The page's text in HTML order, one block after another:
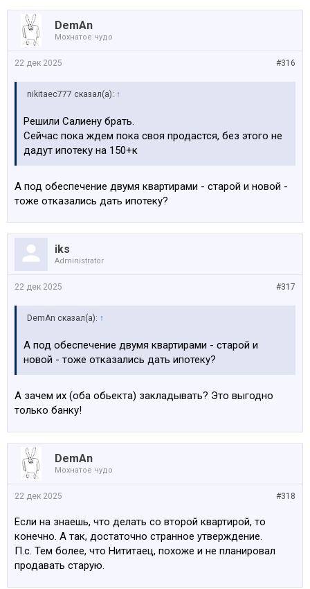
DemAn
Мохнатое чудо
#316
22 дек 2025
nikitaec777 сказал(а): ↑
Решили Салиену брать.
Сейчас пока ждем пока своя продастся, без этого не
дадут ипотеку на 150+к
А под обеспечение двумя квартирами - старой и новой -
тоже отказались дать ипотеку?
iks
Administrator
#317
22 дек 2025
DemAn сказал(а): ↑
А под обеспечение двумя квартирами - старой и
новой - тоже отказались дать ипотеку?
А зачем их (оба обьекта) закладывать? Это выгодно
только банку!
DemAn
Мохнатое чудо
#318
22 дек 2025
Если на знаешь, что делать со второй квартирой, то
конечно. А так, достаточно странное утверждение.
П.с. Тем более, что Нититаец, похоже и не планировал
продавать старую.